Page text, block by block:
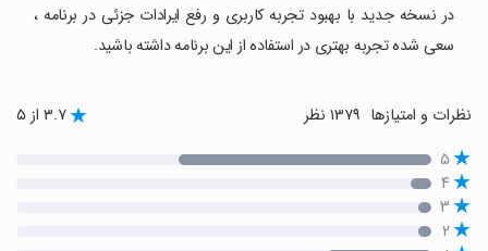
در نسخه جدید با بهبود تجربه کاربری و رفع ایرادات جزئی در برنامه ،
سعی شده تجربه بهتری در استفاده از این برنامه داشته باشید.
نظرات و امتیازها ۳.۷ از ۵
۵
۴
۳
۲